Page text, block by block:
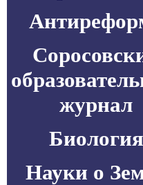
журнал
Биология
Науки о